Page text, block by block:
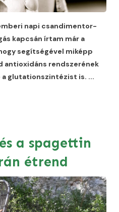
napi csandimentor-
kapcsán írtam már a
segítségével miképp
antioxidáns rendszerének
glutationszintézist is. ...
a spagettin
étrend